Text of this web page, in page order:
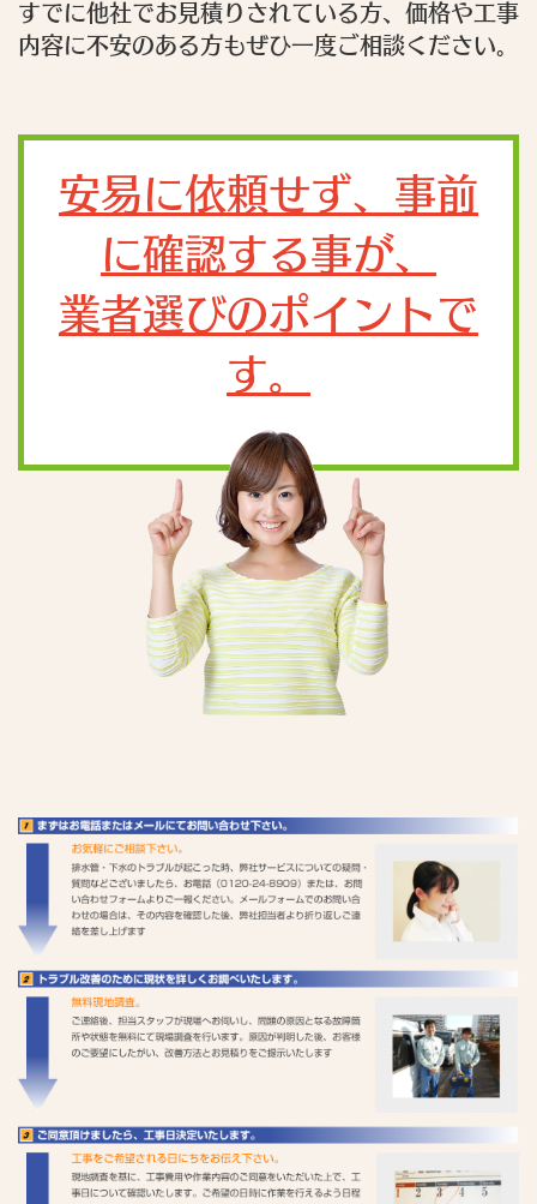
すでに他社でお見積りされている方、価格や工事
内容に不安のある方もぜひ一度ご相談ください。
安易に依頼せず、事前
に確認する事が、
業者選びのポイントで
す。